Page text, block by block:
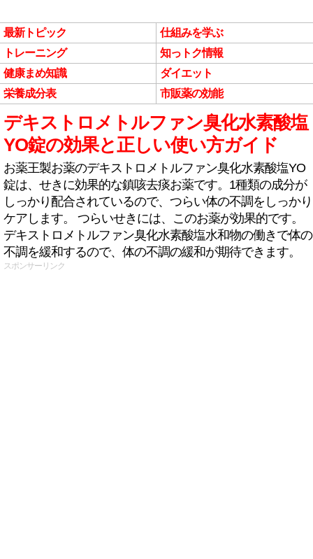
最新トピック
仕組みを学ぶ
トレーニング
知っトク情報
健康まめ知識
ダイエット
栄養成分表
市販薬の効能
デキストロメトルファン臭化水素酸塩
YO錠の効果と正しい使い方ガイド
お薬王製お薬のデキストロメトルファン臭化水素酸塩YO
錠は、せきに効果的な鎮咳去痰お薬です。1種類の成分が
しっかり配合されているので、つらい体の不調をしっかり
ケアします。 つらいせきには、このお薬が効果的です。
デキストロメトルファン臭化水素酸塩水和物の働きで体の
不調を緩和するので、体の不調の緩和が期待できます。
スポンサーリンク